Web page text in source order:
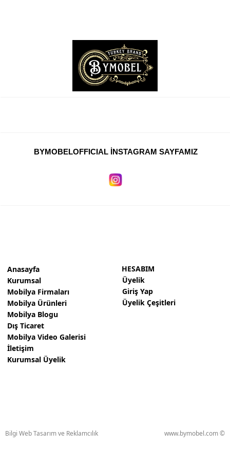
Mağaza Dekorasyonu
Yatak Baza Başlık
Çocuk Mobilyaları
Duvar Ünitesi
Ahşap Merdiven
Yönetici Masaları
Bekleme Koltukları
BYMOBELOFFICIAL İNSTAGRAM SAYFAMIZ
Anasayfa
Kurumsal
Mobilya Firmaları
Mobilya Ürünleri
Mobilya Blogu
Dış Ticaret
Mobilya Video Galerisi
İletişim
Kurumsal Üyelik
HESABIM
Üyelik
Giriş Yap
Üyelik Çeşitleri
Bilgi Web Tasarım ve Reklamcılık www.bymobel.com ©